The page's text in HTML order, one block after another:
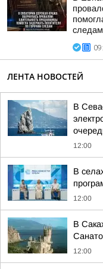
следам
ЛЕНТА НОВОСТЕЙ
В
12:00
В
12:00
В
12:00